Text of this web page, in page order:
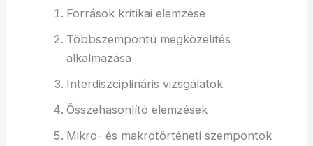
Források kritikai elemzése
Többszempontú megközelítés
alkalmazása
Interdiszciplináris vizsgálatok
Összehasonlító elemzések
Mikro- és makrotörténeti szempontok